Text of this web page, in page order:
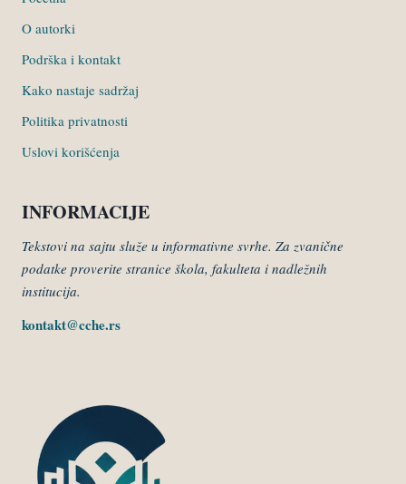
O autorki
Podrška i kontakt
Kako nastaje sadržaj
Politika privatnosti
Uslovi korišćenja
INFORMACIJE
Tekstovi na sajtu služe u informativne svrhe. Za zvanične
podatke proverite stranice škola, fakulteta i nadležnih
institucija.
kontakt@cche.rs